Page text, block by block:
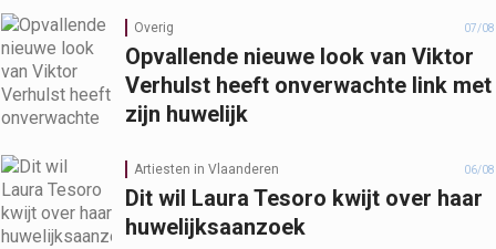
Overig 07/08
Opvallende nieuwe look van Viktor
Verhulst heeft onverwachte link met
zijn huwelijk
Artiesten in Vlaanderen 06/08
Dit wil Laura Tesoro kwijt over haar
huwelijksaanzoek